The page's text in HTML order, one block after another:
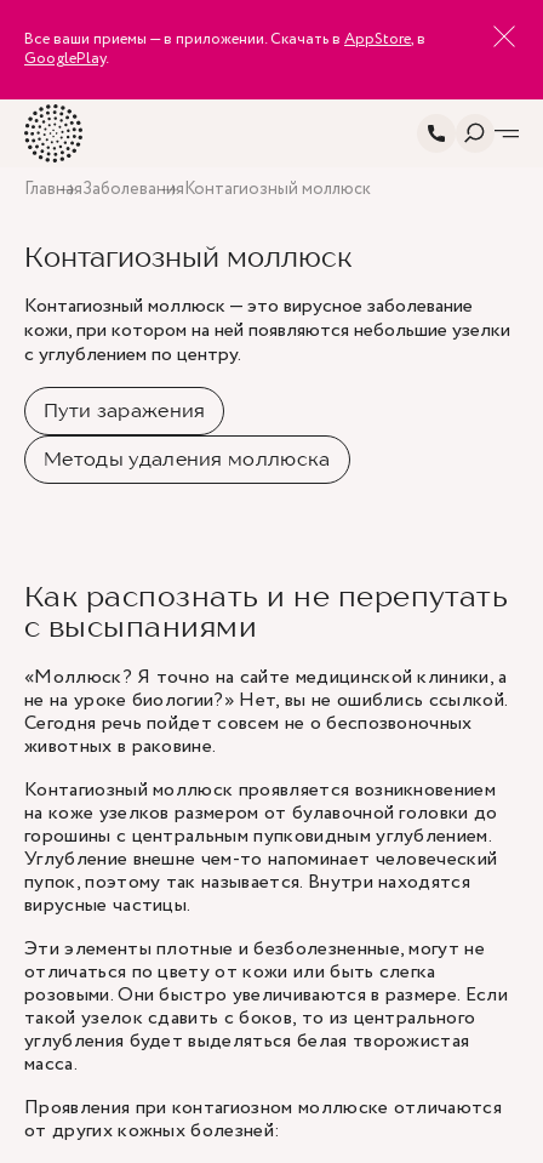
Все ваши приемы — в приложении. Скачать в AppStore, в
GooglePlay.
ГлавнаяЗаболеванияКонтагиозный моллюск
Контагиозный моллюск
Контагиозный моллюск — это вирусное заболевание
кожи, при котором на ней появляются небольшие узелки
с углублением по центру.
Пути заражения
Методы удаления моллюска
Как распознать и не перепутать
с высыпаниями
«Моллюск? Я точно на сайте медицинской клиники, а
не на уроке биологии?» Нет, вы не ошиблись ссылкой.
Сегодня речь пойдет совсем не о беспозвоночных
животных в раковине.
Контагиозный моллюск проявляется возникновением
на коже узелков размером от булавочной головки до
горошины с центральным пупковидным углублением.
Углубление внешне чем-то напоминает человеческий
пупок, поэтому так называется. Внутри находятся
вирусные частицы.
Эти элементы плотные и безболезненные, могут не
отличаться по цвету от кожи или быть слегка
розовыми. Они быстро увеличиваются в размере. Если
такой узелок сдавить с боков, то из центрального
углубления будет выделяться белая творожистая
масса.
Проявления при контагиозном моллюске отличаются
от других кожных болезней: